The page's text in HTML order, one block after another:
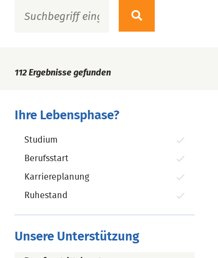
112 Ergebnisse gefunden
Ihre Lebensphase?
Studium
Berufsstart
Karriereplanung
Ruhestand
Unsere Unterstützung